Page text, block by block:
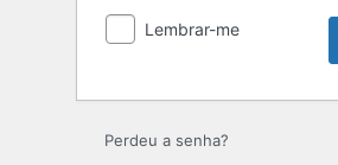
Lembrar-me
Perdeu a senha?